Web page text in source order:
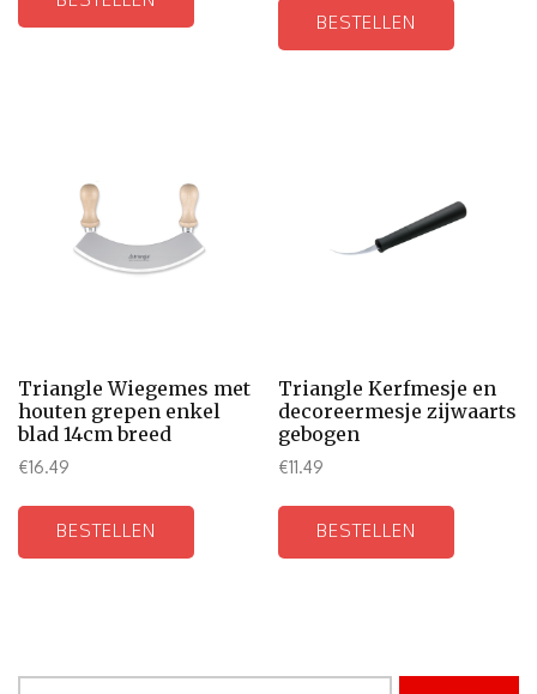
BESTELLEN
Triangle Wiegemes met
houten grepen enkel
blad 14cm breed
€16.49
BESTELLEN
Triangle Kerfmesje en
decoreermesje zijwaarts
gebogen
€11.49
BESTELLEN